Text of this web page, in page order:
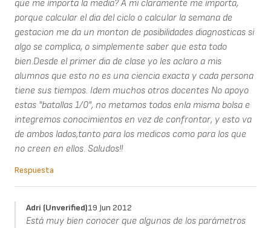
que me importa la media? A mi claramente me importa,
porque calcular el dia del ciclo o calcular la semana de
gestacion me da un monton de posibilidades diagnosticas si
algo se complica, o simplemente saber que esta todo
bien.Desde el primer dia de clase yo les aclaro a mis
alumnos que esto no es una ciencia exacta y cada persona
tiene sus tiempos. Idem muchos otros docentes No apoyo
estas "batallas 1/0", no metamos todos enla misma bolsa e
integremos conocimientos en vez de confrontar, y esto va
de ambos lados,tanto para los medicos como para los que
no creen en ellos. Saludos!!
Respuesta
Adri (unverified)19 Jun 2012
Está muy bien conocer que algunos de los parámetros